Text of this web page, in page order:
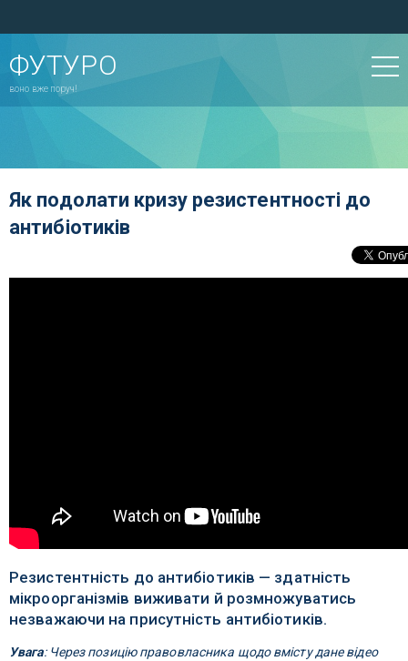
ФУТУРО
воно вже поруч!
Як подолати кризу резистентності до
антибіотиків
Резистентність до антибіотиків — здатність
мікроорганізмів виживати й розмножуватись
незважаючи на присутність антибіотиків.
Увага: Через позицію правовласника щодо вмісту дане відео